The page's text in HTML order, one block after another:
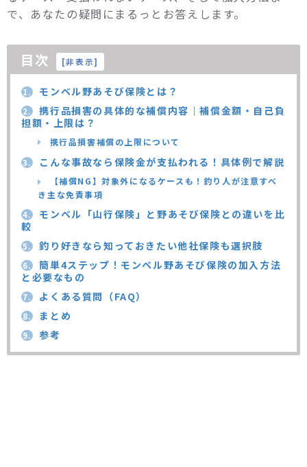
で、あなたの疑問にまるっとお答えします。
目次 [非表示]
1. モンベル野あそび保険とは？
2.
携行品損害の具体的な補償内容｜補償金額・自己負
担額・上限は？
携行品損害補償の上限について
3. こんな事故なら保険金が支払われる！具体例で解説
【補償NG】対象外になるケースも！釣り人が注意すべ
き主な免責事項
4.
モンベル「山行保険」と野あそび保険との違いを比
較
5. 釣り好きなら知っておきたい他社保険も選択肢
6.
簡単4ステップ！モンベル野あそび保険の加入方法
と必要なもの
7. よくある質問（FAQ）
8. まとめ
9. 参考